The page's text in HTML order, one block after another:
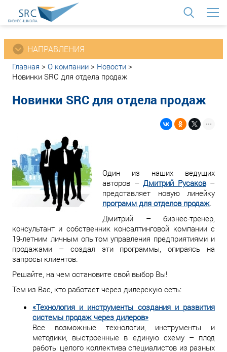
НАПРАВЛЕНИЯ
Главная > О компании > Новости >
Новинки SRC для отдела продаж
Новинки SRC для отдела продаж
Один из наших ведущих
авторов – Дмитрий Русаков–
представляет новую линейку
программ для отделов продаж.
Дмитрий – бизнес-тренер,
консультант и собственник консалтинговой компании с
19-летним личным опытом управления предприятиями и
продажами – создал эти программы, опираясь на
запросы клиентов.
Решайте, на чем остановите свой выбор Вы!
Тем из Вас, кто работает через дилерскую сеть:
«Технология и инструменты создания и развития
системы продаж через дилеров»
Все возможные технологии, инструменты и
методики, выстроенные в единую схему – плод
работы целого коллектива специалистов из разных